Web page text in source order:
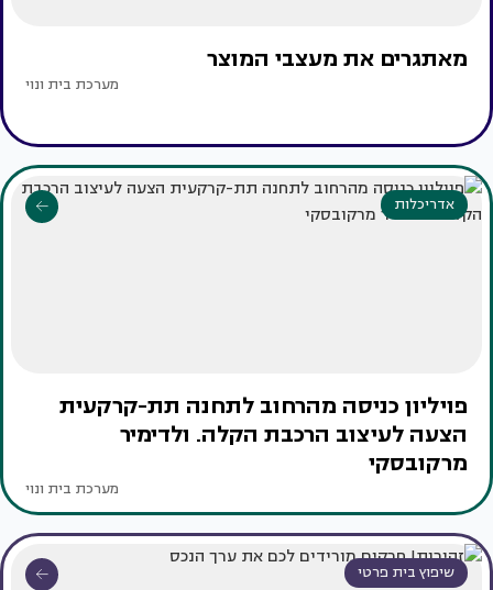
מאתגרים את מעצבי המוצר
מערכת בית ונוי
אדריכלות
פויליון כניסה מהרחוב לתחנה תת-קרקעית
הצעה לעיצוב הרכבת הקלה. ולדימיר
מרקובסקי
מערכת בית ונוי
שיפוץ בית פרטי